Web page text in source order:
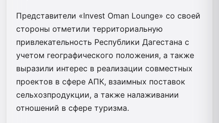
Представители «Invest Oman Lounge» со своей
стороны отметили территориальную
привлекательность Республики Дагестана с
учетом географического положения, а также
выразили интерес в реализации совместных
проектов в сфере АПК, взаимных поставок
сельхозпродукции, а также налаживании
отношений в сфере туризма.